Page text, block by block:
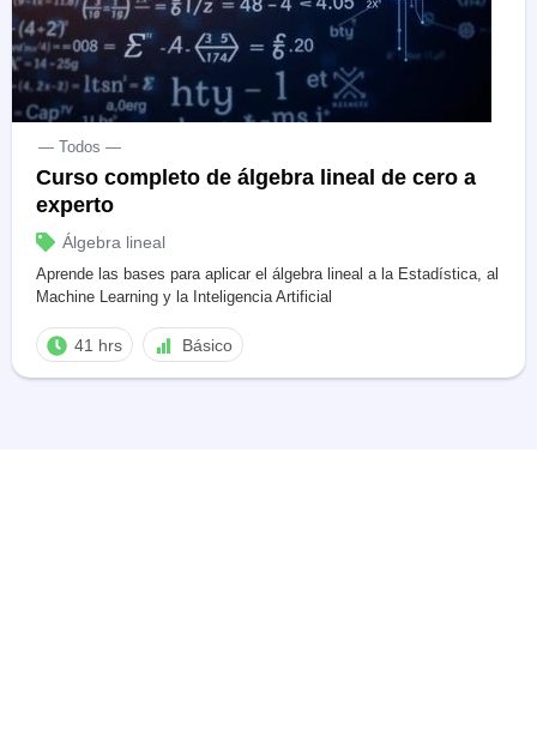
— Todos —
Curso completo de álgebra lineal de cero a
experto
Álgebra lineal
Aprende las bases para aplicar el álgebra lineal a la Estadística, al
Machine Learning y la Inteligencia Artificial
41 hrs Básico